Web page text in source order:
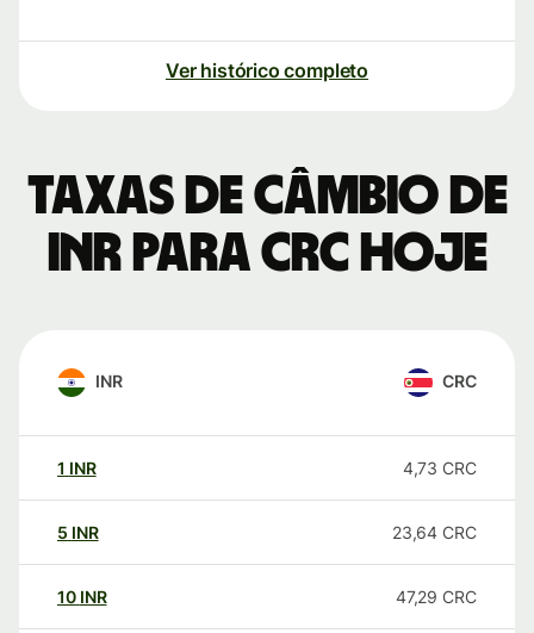
Ver histórico completo
Taxas de câmbio de
INR para CRC hoje
INR CRC
1 INR 4,73 CRC
5 INR 23,64 CRC
10 INR 47,29 CRC